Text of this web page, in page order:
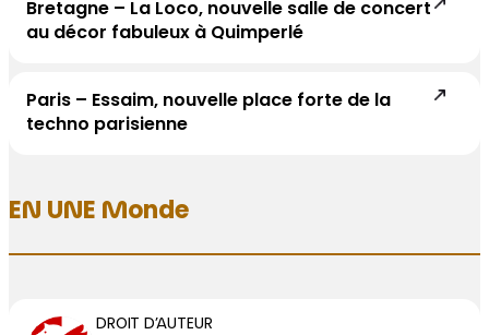
Bretagne – La Loco, nouvelle salle de concert
au décor fabuleux à Quimperlé
Paris – Essaim, nouvelle place forte de la
techno parisienne
EN UNE Monde
DROIT D’AUTEUR